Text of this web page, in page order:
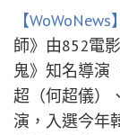
【WoWoNews】
師》由852電
鬼》知名導演
超（何超儀）
演，入選今年